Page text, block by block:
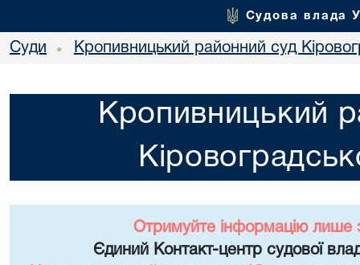
Судова влада
Суди • Кропивницький районний суд
Кропивницький
Отримуйте інформацію лише
Єдиний Контакт-центр судової